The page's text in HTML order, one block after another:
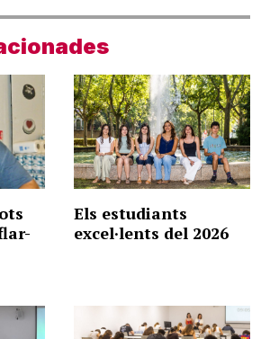
Els estudiants
excel·lents del 2026